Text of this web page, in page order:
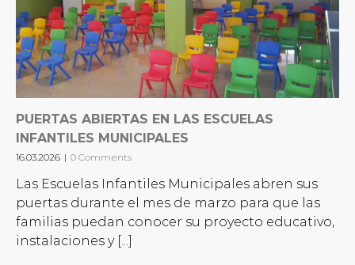
PUERTAS ABIERTAS EN LAS ESCUELAS
INFANTILES MUNICIPALES
16.03.2026 | 0 Comments
Las Escuelas Infantiles Municipales abren sus
puertas durante el mes de marzo para que las
familias puedan conocer su proyecto educativo,
instalaciones y [...]